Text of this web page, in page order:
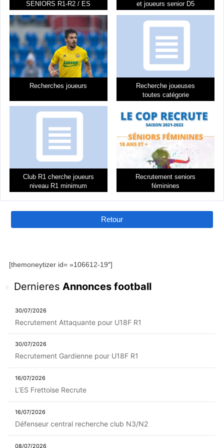
[themoneytizer id= »106612-19″]
SENIORS R1-R2 / ES
et joueurs senior D5
Recherches joueurs
Recherche joueuses
toutes catégorie
Club R1 cherche joueurs
niveau R1 minimum
Recrutement seniors
féminines
Retour
[themoneytizer id= »106612-19″]
Dernieres Annonces football
30/07/2026
Recrutement Attaquante pour U18F R1
30/07/2026
Recrutement Gardienne pour U18F R1
16/07/2026
L’ES Frettoise Recrute
16/07/2026
Défenseur central recherche club N3/N2
08/07/2026